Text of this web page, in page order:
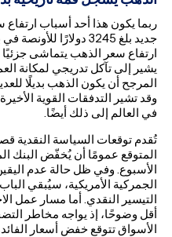
ربما يكون هذا أحد أسباب
جديد بلغ 3245 دولارًا
ارتفاع سعر الذهب يتماشى
يشير إلى تآكل تدريجي لمكانة
المرجح أن يكون الذهب بديلًا
وقد تشير التدفقات القوية
في العالم إلى ذلك أيضًا.
تُقدم توقعات السياسة النقدية
المتوقع عمومًا أن يُخفّض البنك
الأسبوع. وفي ظل حالة عدم
الجمركية الأمريكية، سيُبقي
التيسير النقدي. أما مسار عمل
أقل وضوحًا، إذ يواجه مخاطر
الأسواق تتوقع خفض أسعار